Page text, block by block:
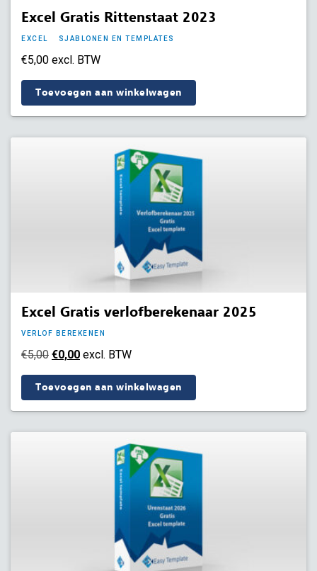
Excel Gratis Rittenstaat 2023
EXCEL SJABLONEN EN TEMPLATES
€5,00 excl. BTW
Toevoegen aan winkelwagen
Excel Gratis verlofberekenaar 2025
VERLOF BEREKENEN
€5,00 Oorspronkelijke
was:
€0,00Huidige
is:
excl. BTW
Toevoegen aan winkelwagen